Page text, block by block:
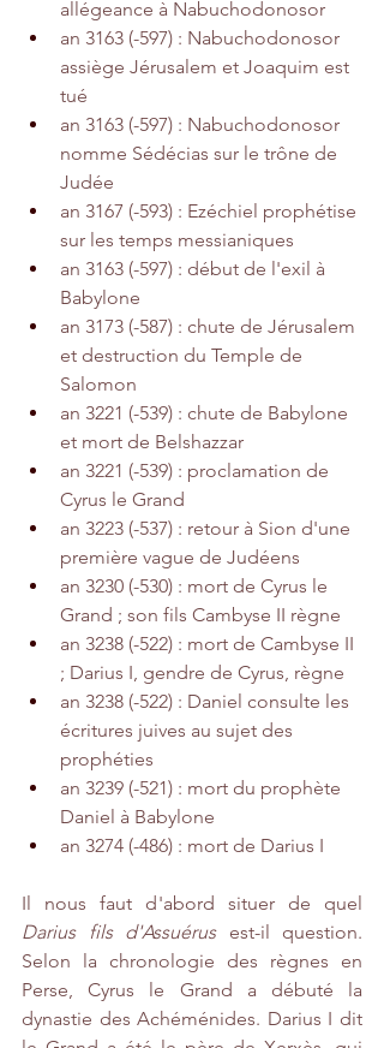
allégeance à Nabuchodonosor
an 3163 (-597) : Nabuchodonosor
assiège Jérusalem et Joaquim est
tué
an 3163 (-597) : Nabuchodonosor
nomme Sédécias sur le trône de
Judée
an 3167 (-593) : Ezéchiel prophétise
sur les temps messianiques
an 3163 (-597) : début de l'exil à
Babylone
an 3173 (-587) : chute de Jérusalem
et destruction du Temple de
Salomon
an 3221 (-539) : chute de Babylone
et mort de Belshazzar
an 3221 (-539) : proclamation de
Cyrus le Grand
an 3223 (-537) : retour à Sion d'une
première vague de Judéens
an 3230 (-530) : mort de Cyrus le
Grand ; son fils Cambyse II règne
an 3238 (-522) : mort de Cambyse II
; Darius I, gendre de Cyrus, règne
an 3238 (-522) : Daniel consulte les
écritures juives au sujet des
prophéties
an 3239 (-521) : mort du prophète
Daniel à Babylone
an 3274 (-486) : mort de Darius I
Darius fils d'Assuérus est-il question.
Selon la chronologie des règnes en
Perse, Cyrus le Grand a débuté la
dynastie des Achéménides. Darius I dit